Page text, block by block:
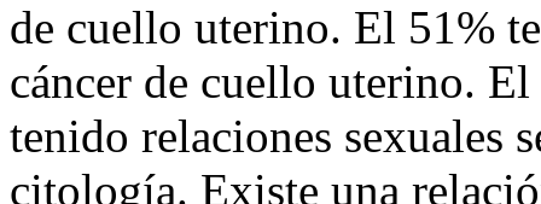
de cuello uterino. El 51%
cáncer de cuello uterino.
tenido relaciones sexuales
citología. Existe una